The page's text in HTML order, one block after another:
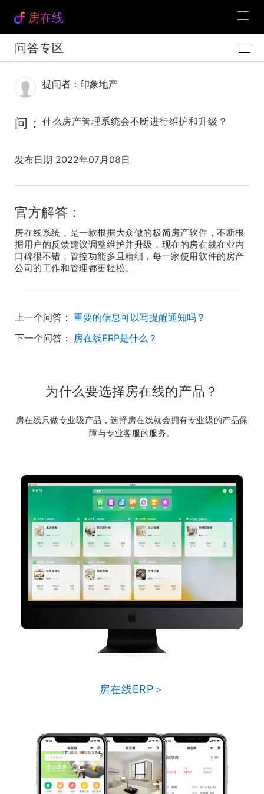
房在线
问答专区
提问者：印象地产
问： 什么房产管理系统会不断进行维护和升级？
发布日期 2022年07月08日
官方解答：
房在线系统，是一款根据大众做的极简房产软件，不断根
据用户的反馈建议调整维护并升级，现在的房在线在业内
口碑很不错，管控功能多且精细，每一家使用软件的房产
公司的工作和管理都更轻松。
上一个问答： 重要的信息可以写提醒通知吗？
下一个问答： 房在线ERP是什么？
为什么要选择房在线的产品？
房在线只做专业级产品，选择房在线就会拥有专业级的产品保
障与专业客服的服务。
房在线ERP＞